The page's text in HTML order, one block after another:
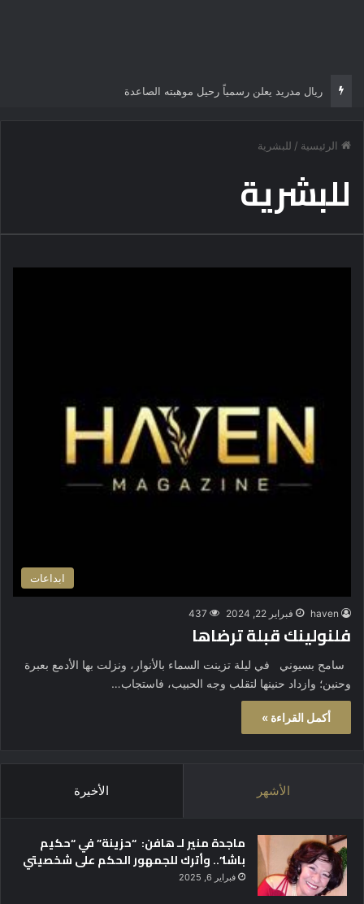
ريال مدريد يعلن رسمياً رحيل موهبته الصاعدة
الرئيسية / للبشرية
للبشرية
ابداعات
haven فبراير 22, 2024 437
فلنولينك قبلة ترضاها
سامح بسيوني في ليلة تزينت السماء بالأنوار، ونزلت بها الأدمع بعبرة
وحنين؛ وازداد حنينها لتقلب وجه الحبيب، فاستجاب…
أكمل القراءة »
الأشهر الأخيرة
ماجدة منير لـ هافن: “حزينة” في “حكيم
باشا”.. وأترك للجمهور الحكم على شخصيتي
فبراير 6, 2025